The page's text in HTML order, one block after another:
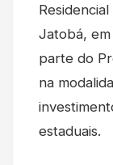
Jatobá,
parte do
na
estaduais.